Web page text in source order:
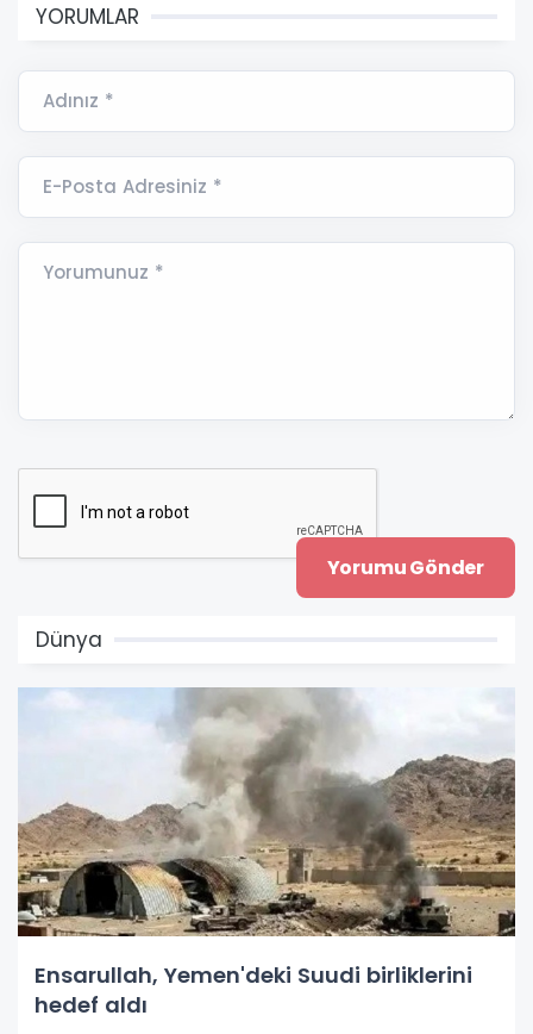
YORUMLAR
Adınız *
E-Posta Adresiniz *
Yorumunuz *
Dünya
Ensarullah, Yemen'deki Suudi birliklerini
hedef aldı